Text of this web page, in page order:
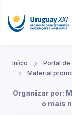
Início Portal
Material
Organizar por:
o mais